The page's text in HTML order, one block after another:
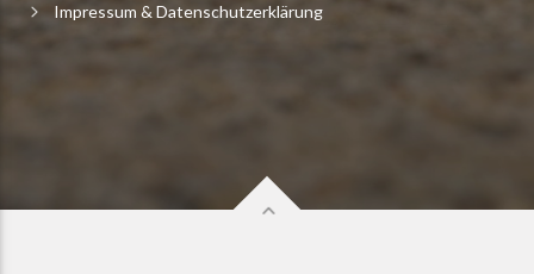
Impressum & Datenschutzerklärung